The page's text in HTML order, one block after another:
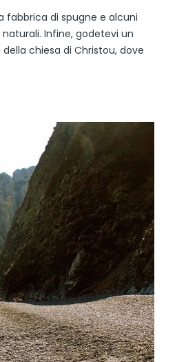
fabbrica di spugne e alcuni
Infine, godetevi un
chiesa di Christou, dove